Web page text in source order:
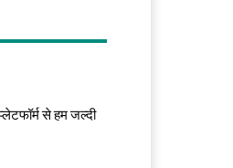
से हम जल्दी